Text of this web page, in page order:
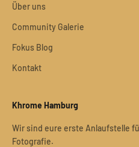
Über uns
Community Galerie
Fokus Blog
Kontakt
Khrome Hamburg
Wir sind eure erste Anlaufstelle
Fotografie.